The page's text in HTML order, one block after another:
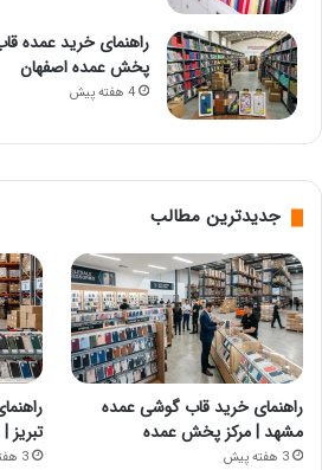
راهنمای خرید عمده
پخش عمده اصفهان
4 هفته پیش
جدیدترین مطالب
راهنمای خرید قاب گوشی عمده
مشهد | مرکز پخش عمده
3 هفته پیش 3 هفته پیش